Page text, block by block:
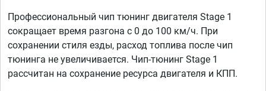
Профессиональный чип тюнинг двигателя Stage 1
сокращает время разгона с 0 до 100 км/ч. При
сохранении стиля езды, расход топлива после чип
тюнинга не увеличивается. Чип-тюнинг Stage 1
рассчитан на сохранение ресурса двигателя и КПП.